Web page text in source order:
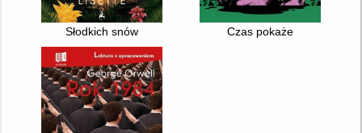
Słodkich snów Czas pokaże